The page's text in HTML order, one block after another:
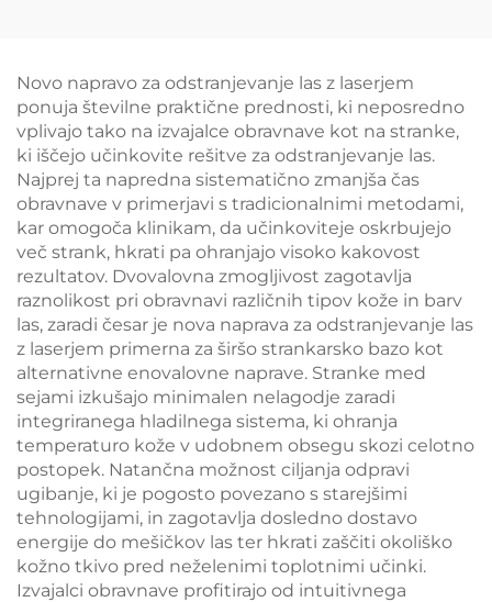
epidermalno zaščito,
neprekinjeno
brezkontaktno
uporabo v kliničnih
razmerah
Novo napravo za odstranjevanje las z laserjem
ponuja številne praktične prednosti, ki neposredno
vplivajo tako na izvajalce obravnave kot na stranke,
ki iščejo učinkovite rešitve za odstranjevanje las.
Najprej ta napredna sistematično zmanjša čas
obravnave v primerjavi s tradicionalnimi metodami,
kar omogoča klinikam, da učinkoviteje oskrbujejo
več strank, hkrati pa ohranjajo visoko kakovost
rezultatov. Dvovalovna zmogljivost zagotavlja
raznolikost pri obravnavi različnih tipov kože in barv
las, zaradi česar je nova naprava za odstranjevanje las
z laserjem primerna za širšo strankarsko bazo kot
alternativne enovalovne naprave. Stranke med
sejami izkušajo minimalen nelagodje zaradi
integriranega hladilnega sistema, ki ohranja
temperaturo kože v udobnem obsegu skozi celotno
postopek. Natančna možnost ciljanja odpravi
ugibanje, ki je pogosto povezano s starejšimi
tehnologijami, in zagotavlja dosledno dostavo
energije do mešičkov las ter hkrati zaščiti okoliško
kožno tkivo pred neželenimi toplotnimi učinki.
Izvajalci obravnave profitirajo od intuitivnega